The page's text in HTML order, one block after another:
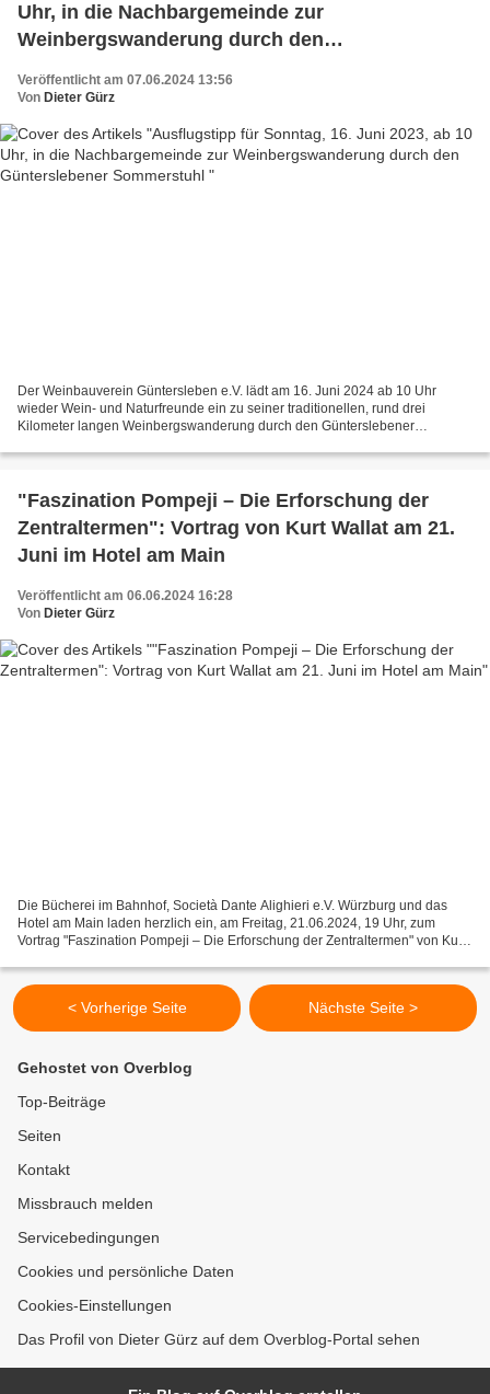
Uhr, in die Nachbargemeinde zur
Weinbergswanderung durch den
Veröffentlicht am 07.06.2024 13:56
Von Dieter Gürz
Der Weinbauverein Güntersleben e.V. lädt am 16. Juni 2024 ab 10 Uhr
wieder Wein- und Naturfreunde ein zu seiner traditionellen, rund drei
Kilometer langen Weinbergswanderung durch den Günterslebener
"Faszination Pompeji – Die Erforschung der
Zentraltermen": Vortrag von Kurt Wallat am 21.
Juni im Hotel am Main
Veröffentlicht am 06.06.2024 16:28
Von Dieter Gürz
Die Bücherei im Bahnhof, Società Dante Alighieri e.V. Würzburg und das
Hotel am Main laden herzlich ein, am Freitag, 21.06.2024, 19 Uhr, zum
Vortrag "Faszination Pompeji – Die Erforschung der Zentraltermen" von Kurt
< Vorherige Seite Nächste Seite >
Gehostet von Overblog
Top-Beiträge
Seiten
Kontakt
Missbrauch melden
Servicebedingungen
Cookies und persönliche Daten
Cookies-Einstellungen
Das Profil von Dieter Gürz auf dem Overblog-Portal sehen